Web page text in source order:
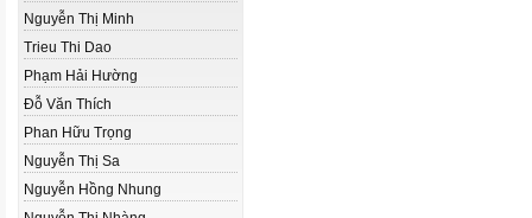
Nguyễn Thị Minh
Trieu Thi Dao
Phạm Hải Hường
Đỗ Văn Thích
Phan Hữu Trọng
Nguyễn Thị Sa
Nguyễn Hồng Nhung